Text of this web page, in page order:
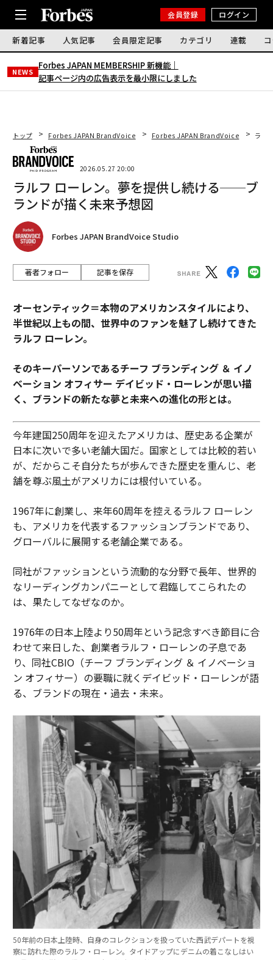
会員登録 ログイン
新着記事 人気記事 会員限定記事 カテゴリ 連載
NEWS
Forbes JAPAN MEMBERSHIP 新機能｜
記事ページ内の広告表示を最小限にしました
トップ Forbes JAPAN BrandVoice Forbes JAPAN BrandVoice ラル
2026.05.27 20:00
ラルフ ローレン。夢を提供し続ける──ブ
ランドが描く未来予想図
Forbes JAPAN BrandVoice Studio
著者フォロー 記事を保存
オーセンティック＝本物のアメリカンスタイルにより、
半世紀以上もの間、世界中のファンを魅了し続けてきた
ラルフ ローレン。
そのキーパーソンであるチーフ ブランディング ＆ イノ
ベーション オフィサー デイビッド・ローレンが思い描
く、ブランドの新たな夢と未来への進化の形とは。
今年建国250周年を迎えたアメリカは、歴史ある企業が
日本に次いで多い老舗大国だ。国家としては比較的若い
が、だからこそ自分たちが歩んできた歴史を重んじ、老
舗を尊ぶ風土がアメリカには根付いている。
1967年に創業し、来年60周年を控えるラルフ ローレン
も、アメリカを代表するファッションブランドであり、
グローバルに展開する老舗企業である。
同社がファッションという流動的な分野で長年、世界的
なリーディングカンパニーとして君臨してこられたの
は、果たしてなぜなのか。
1976年の日本上陸より50周年という記念すべき節目に合
わせて来日した、創業者ラルフ・ローレンの子息であ
り、同社CBIO（チーフ ブランディング ＆ イノベーショ
ン オフィサー）の要職に就くデイビッド・ローレンが語
る、ブランドの現在・過去・未来。
50年前の日本上陸時、自身のコレクションを扱っていた西武デパートを視
察に訪れた際のラルフ・ローレン。タイドアップにデニムの着こなしはい